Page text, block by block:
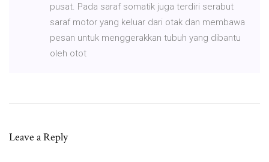
pusat. Pada saraf somatik juga terdiri serabut
saraf motor yang keluar dari otak dan membawa
pesan untuk menggerakkan tubuh yang dibantu
oleh otot
Leave a Reply